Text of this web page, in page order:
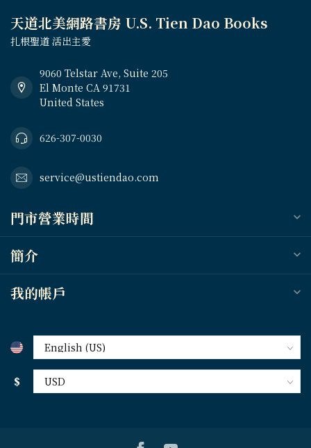
天道北美網路書房 U.S. Tien Dao Books
扎根聖道 活出主愛
9060 Telstar Ave, Suite 205
El Monte CA 91731
United States
626-307-0030
service@ustiendao.com
門市營業時間
簡介
我的帳戶
$